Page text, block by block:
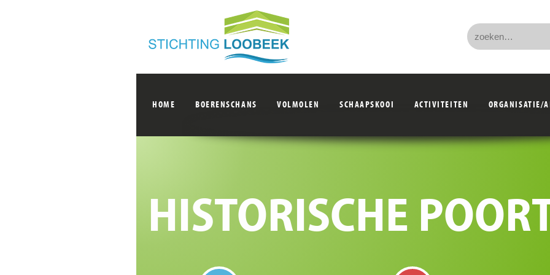
HOME BOERENSCHANS VOLMOLEN SCHAAPSKOOI ACTIVITEITEN ORGANISATIE/
HISTORISCHE